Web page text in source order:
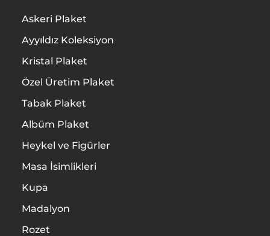
Askeri Plaket
Ayyıldız Koleksiyon
Kristal Plaket
Özel Üretim Plaket
Tabak Plaket
Albüm Plaket
Heykel ve Figürler
Masa İsimlikleri
Kupa
Madalyon
Rozet